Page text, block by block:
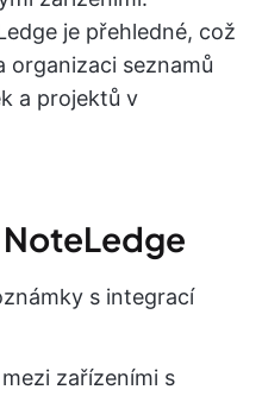
je přehledné, což
organizaci seznamů
a projektů v
s integrací
zařízeními s